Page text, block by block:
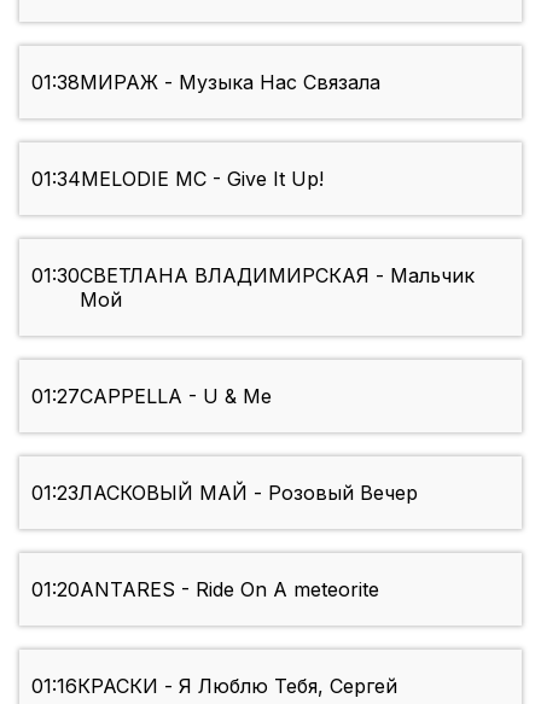
01:38МИРАЖ - Музыка Нас Связала
01:34MELODIE MC - Give It Up!
01:30СВЕТЛАНА ВЛАДИМИРСКАЯ - Мальчик
Мой
01:27CAPPELLA - U & Me
01:23ЛАСКОВЫЙ МАЙ - Розовый Вечер
01:20ANTARES - Ride On A meteorite
01:16КРАСКИ - Я Люблю Тебя, Сергей